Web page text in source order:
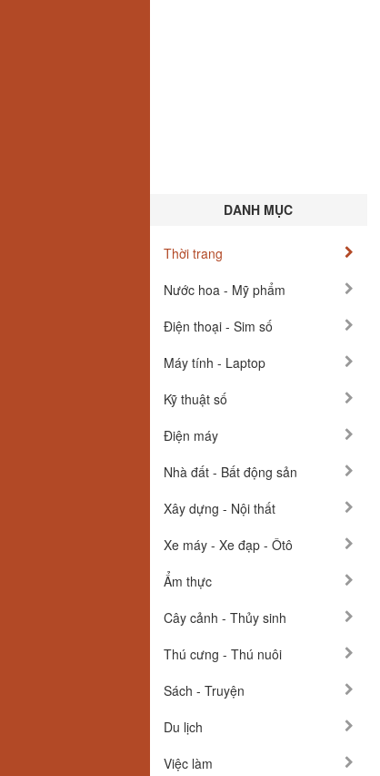
DANH MỤC
Thời trang
Nước hoa - Mỹ phẩm
Điện thoại - Sim số
Máy tính - Laptop
Kỹ thuật số
Điện máy
Nhà đất - Bất động sản
Xây dựng - Nội thất
Xe máy - Xe đạp - Ôtô
Ẩm thực
Cây cảnh - Thủy sinh
Thú cưng - Thú nuôi
Sách - Truyện
Du lịch
Việc làm